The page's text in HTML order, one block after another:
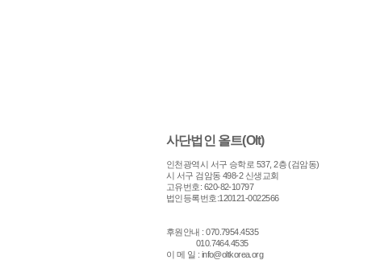
사단법인 올트(Olt)
인천광역시 서구 승학로 537, 2층 (검암동)
시 서구 검암동 498-2 신생교회
고유번호: 620-82-10797
법인등록번호:120121-0022566
후원안내 : 070.7954.4535
010.7464.4535
이 메 일 : info@oltkorea.org